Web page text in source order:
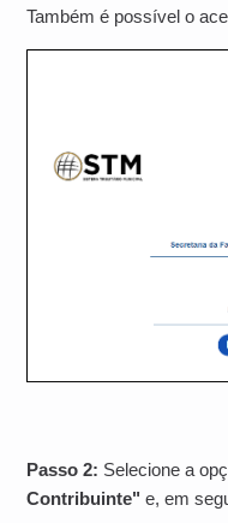
Também é possível o
Passo 2: Selecione a
Contribuinte" e, em